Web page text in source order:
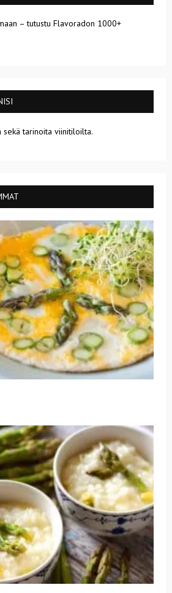
– tutustu Flavoradon 1000+
sekä tarinoita viinitiloilta.